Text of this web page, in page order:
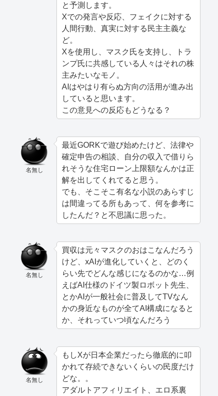
と予測します。
Xでの発言や反応、フェイクに対する
人間行動、真実に対する民主主義な
ど。
Xを使用し、マスク氏を支持し、トラ
ンプ氏に共感している人々はそれの株
主みたいなモノ。
AIはやはり有らぬ方向の活用が進み出
していると思います。
この意見への反応もどうなる？
名無し
最近GORKで遊び始めたけど、法律や
確定申告の相談、自分の収入で借りら
れそうな住宅ローン上限額なんかは正
解を出してくれてると思う。
でも、そこそこ有名な小説のあらすじ
は間違ってる所もあって、何を参考に
したんだ？と不思議に思った。
名無し
買収は元々マスクのおはこなんだろう
けど、xAIが進化していくと、どのく
らい先でどんな感じになるのかな…例
えばAI仕様のドイツ製ロボット先生、
とかAIが一般社会に普及してTVなん
かの身近なものが全てAI構成になると
か、それっていつ頃なんだろう
名無し
もしXが日本企業だったら徹底的に叩
かれて存続できないくらいの民度だけ
どな。。
アダルトアフィリエイト、エロ系裏